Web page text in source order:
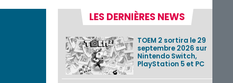
LES DERNIÈRES NEWS
TOEM 2 sortira le 29
septembre 2026 sur
Nintendo Switch,
PlayStation 5 et PC